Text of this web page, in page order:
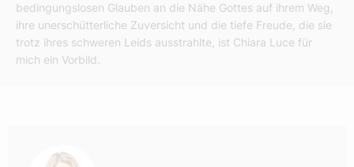
bedingungslosen Glauben an die Nähe Gottes auf ihrem Weg,
ihre unerschütterliche Zuversicht und die tiefe Freude, die sie
trotz ihres schweren Leids ausstrahlte, ist Chiara Luce für
mich ein Vorbild.